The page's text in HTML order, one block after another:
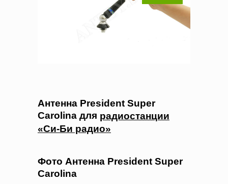
Антенна President Super
Carolina для радиостанции
«Си-Би радио»
Фото Антенна President Super
Carolina